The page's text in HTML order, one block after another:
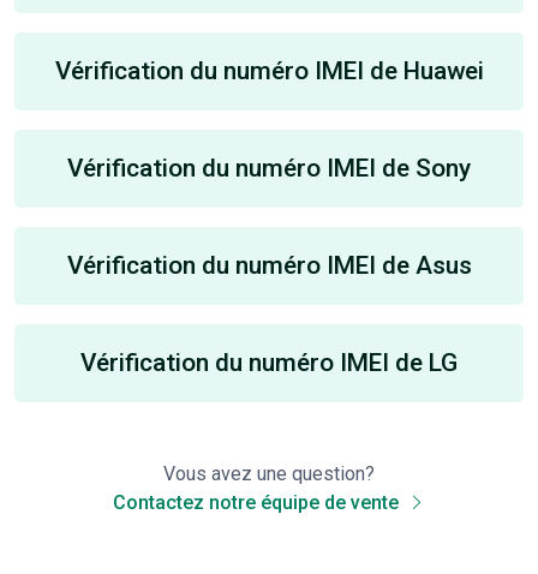
Vérification du numéro IMEI de Huawei
Vérification du numéro IMEI de Sony
Vérification du numéro IMEI de Asus
Vérification du numéro IMEI de LG
Vous avez une question?
Contactez notre équipe de vente